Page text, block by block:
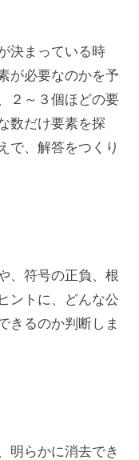
決まっている時
が必要なのかを予
２～３個ほどの要
数だけ要素を探
で、解答をつくり
、符号の正負、根
ントに、どんな公
きるのか判断しま
明らかに消去でき